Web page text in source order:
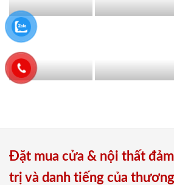
Đặt mua cửa & nội thất
trị và danh tiếng của